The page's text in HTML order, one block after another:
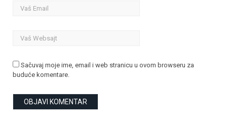
Sačuvaj moje ime, email i web stranicu u ovom browseru za
buduće komentare.